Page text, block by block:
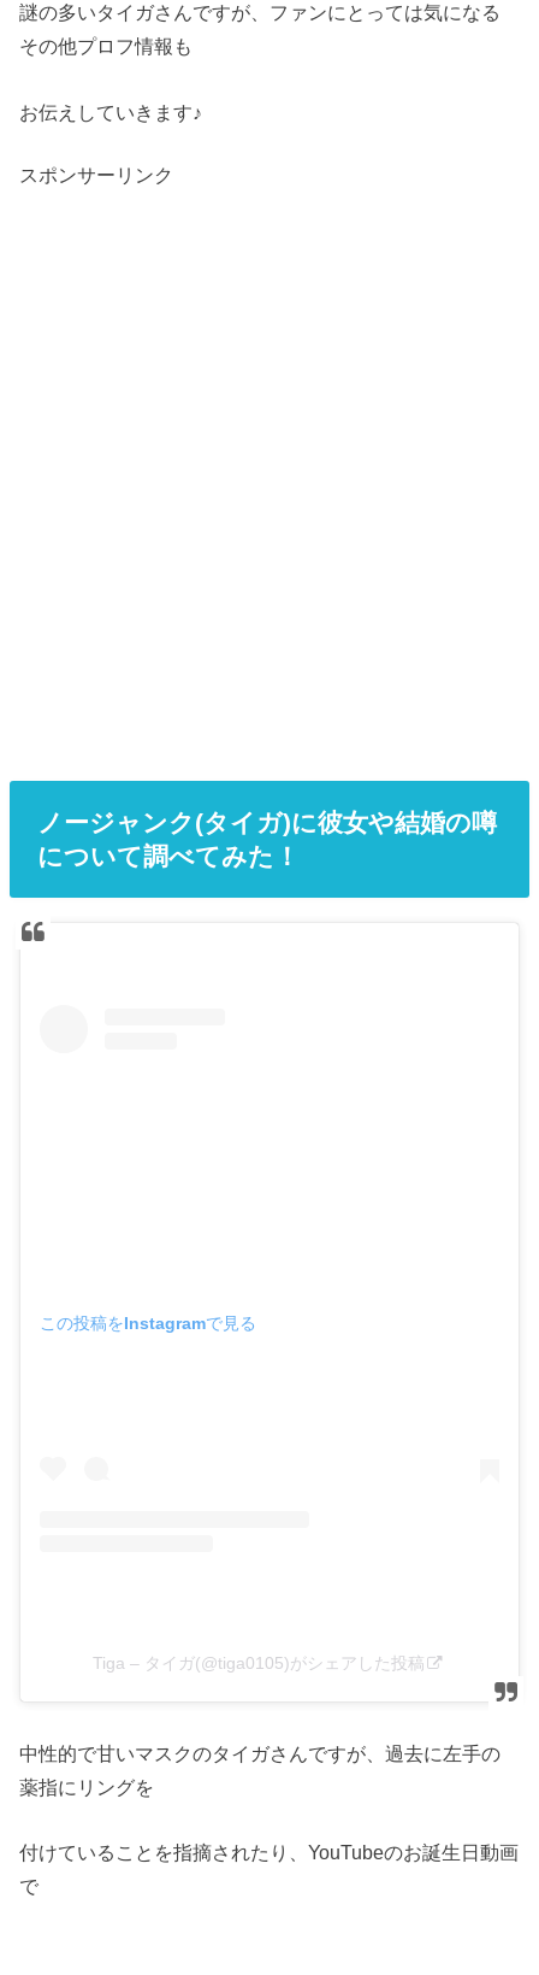
謎の多いタイガさんですが、ファンにとっては気になる
その他プロフ情報も
お伝えしていきます♪
スポンサーリンク
ノージャンク(タイガ)に彼女や結婚の噂
について調べてみた！
この投稿をInstagramで見る
Tiga – タイガ(@tiga0105)がシェアした投稿
中性的で甘いマスクのタイガさんですが、過去に左手の
薬指にリングを
付けていることを指摘されたり、YouTubeのお誕生日動画
で